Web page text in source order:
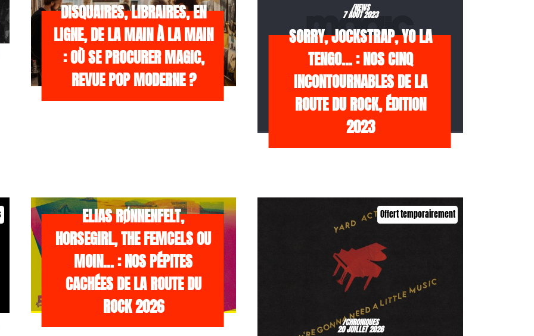
DISQUAIRES, LIBRAIRES, EN
LIGNE, DE LA MAIN À LA MAIN
: OÙ SE PROCURER MAGIC,
REVUE POP MODERNE ?
/NEWS
7 AOÛT 2023
SORRY, JOCKSTRAP, YO LA
TENGO… : NOS CINQ
INCONTOURNABLES DE LA
ROUTE DU ROCK, ÉDITION
2023
ELIAS RØNNENFELT,
HORSEGIRL, THE FEMCELS OU
MOIN… : NOS PÉPITES
CACHÉES DE LA ROUTE DU
ROCK 2026
Offert temporairement
/CHRONIQUES
20 JUILLET 2026